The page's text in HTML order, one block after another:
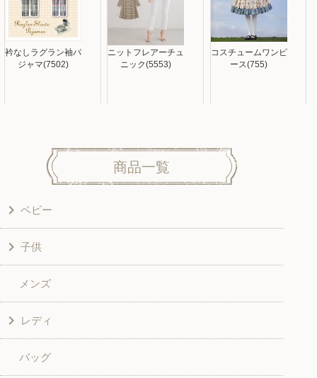
衿なしラグラン袖パ
ジャマ(7502)
ニットフレアーチュ
ニック(5553)
コスチュームワンピ
ース(755)
商品一覧
ベビー
洋服
和風衣類
グッズ
子供
ワンピース
シャツ・ブラウス
スカート・パンツ
メンズ
レディ
シャツ・ブラウス
バッグ